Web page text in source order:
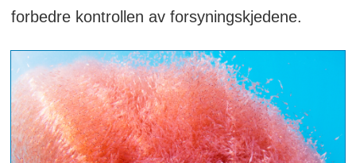
forbedre kontrollen av forsyningskjedene.